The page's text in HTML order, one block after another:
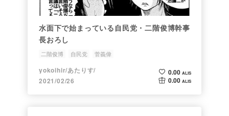
水面下で始まっている自民党・二階俊博幹事
長おろし
二階俊博 自民党 菅義偉
yokoihir/あたりす/
2021/02/26
0.00 ALIS
0.00 ALIS